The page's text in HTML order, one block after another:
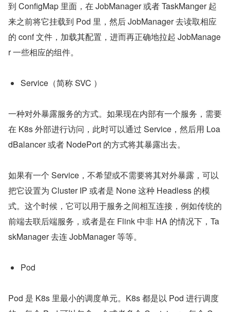
到 ConfigMap 里面，在 JobManager 或者 TaskManger 起
来之前将它挂载到 Pod 里，然后 JobManager 去读取相应
的 conf 文件，加载其配置，进而再正确地拉起 JobManage
r 一些相应的组件。
Service（简称 SVC ）
一种对外暴露服务的方式。如果现在内部有一个服务，需要
在 K8s 外部进行访问，此时可以通过 Service，然后用 Loa
dBalancer 或者 NodePort 的方式将其暴露出去。
如果有一个 Service，不希望或不需要将其对外暴露，可以
把它设置为 Cluster IP 或者是 None 这种 Headless 的模
式。这个时候，它可以用于服务之间相互连接，例如传统的
前端去联后端服务，或者是在 Flink 中非 HA 的情况下，Ta
skManager 去连 JobManager 等等。
Pod
Pod 是 K8s 里最小的调度单元。K8s 都是以 Pod 进行调度